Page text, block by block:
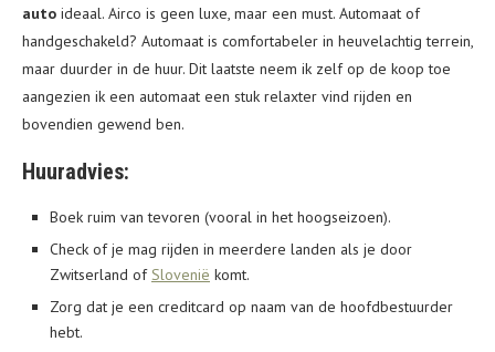
auto ideaal. Airco is geen luxe, maar een must. Automaat of
handgeschakeld? Automaat is comfortabeler in heuvelachtig terrein,
maar duurder in de huur. Dit laatste neem ik zelf op de koop toe
aangezien ik een automaat een stuk relaxter vind rijden en
bovendien gewend ben.
Huuradvies:
Boek ruim van tevoren (vooral in het hoogseizoen).
Check of je mag rijden in meerdere landen als je door
Zwitserland ofSlovenië komt.
Zorg dat je een creditcard op naam van de hoofdbestuurder
hebt.